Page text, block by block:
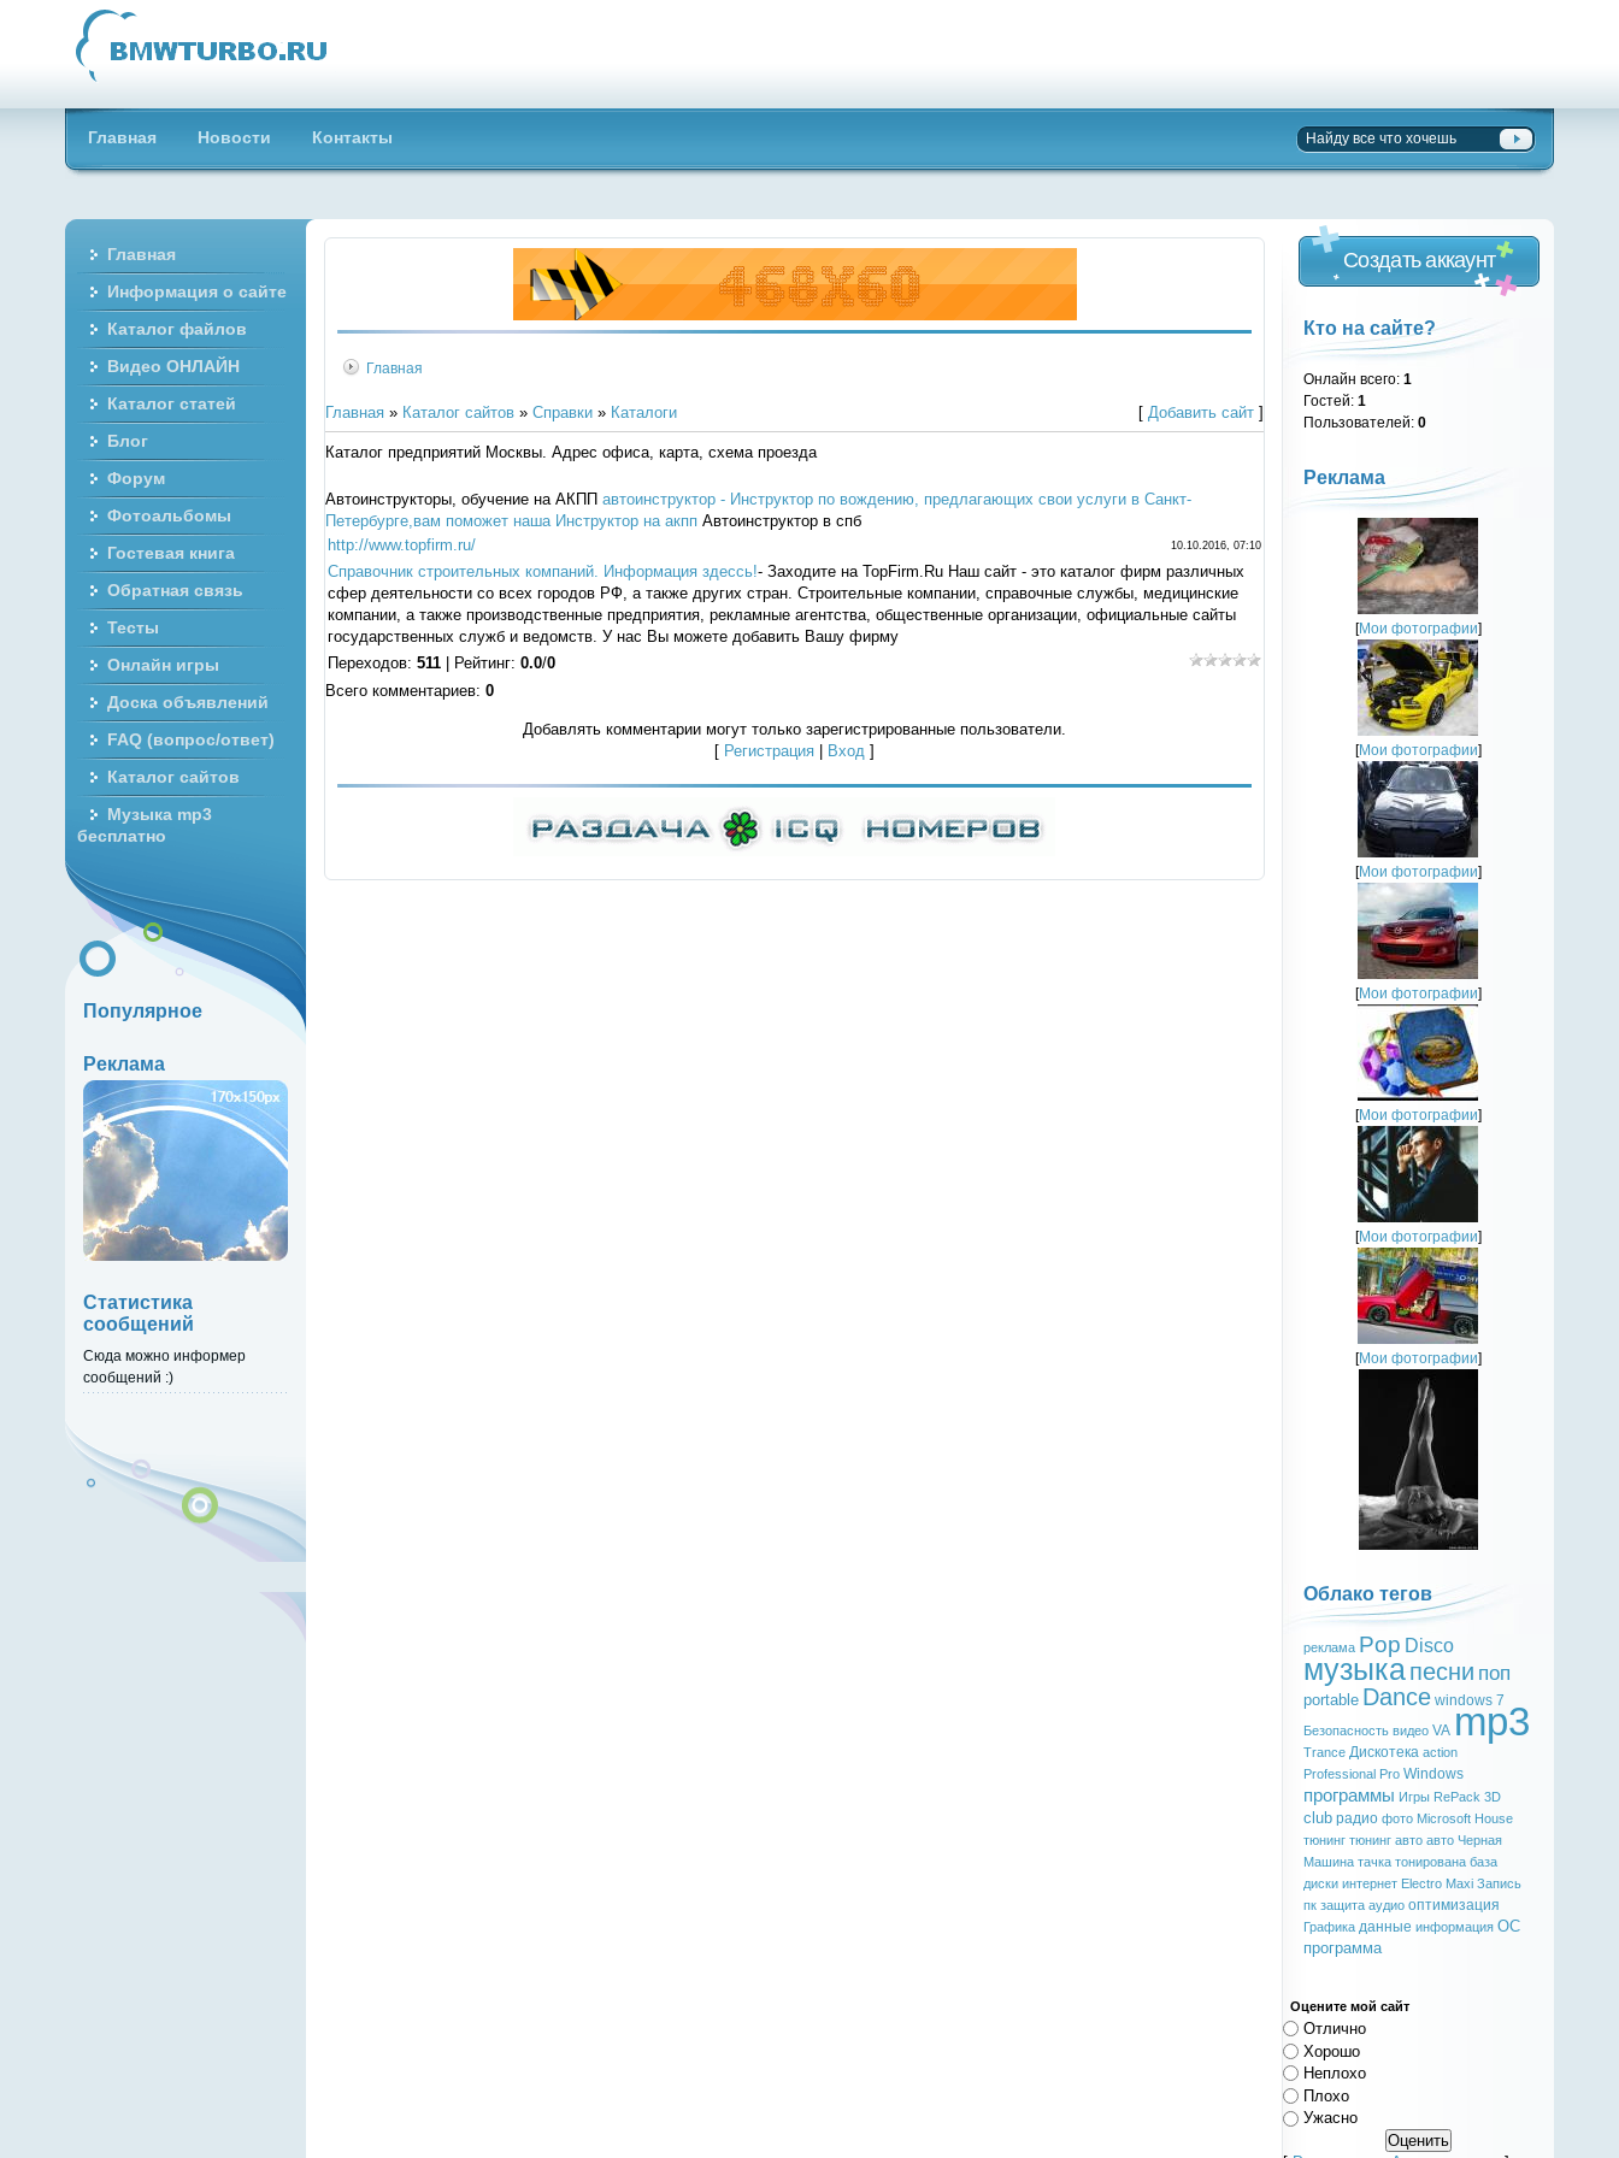
Главная Новости Контакты
Главная
Главная» Каталог сайтов» Справки» Каталоги [ Добавить сайт]
Каталог предприятий Москвы. Адрес офиса, карта, схема проезда
Автоинструкторы, обучение на АКПП автоинструктор - Инструктор по вождению, предлагающих свои услуги в Санкт-
Петербурге,вам поможет наша Инструктор на акппАвтоинструктор в спб
http://www.topfirm.ru/
10.10.2016, 07:10
Справочник строительных компаний. Информация здессь!- Заходите на TopFirm.Ru Наш сайт - это каталог фирм различных
сфер деятельности со всех городов РФ, а также других стран. Строительные компании, справочные службы, медицинские
компании, а также производственные предприятия, рекламные агентства, общественные организации, официальные сайты
государственных служб и ведомств. У нас Вы можете добавить Вашу фирму
Переходов: 511| Рейтинг: 0.0/0
Всего комментариев: 0
Добавлять комментарии могут только зарегистрированные пользователи.
[ Регистрация | Вход ]
Создать аккаунт
Кто на сайте?
Онлайн всего:1
Гостей:1
Пользователей:0
Реклама
[Мои фотографии]
[Мои фотографии]
[Мои фотографии]
[Мои фотографии]
[Мои фотографии]
[Мои фотографии]
[Мои фотографии]
Облако тегов
реклама Pop Disco
музыкапесни поп
portable Dance windows 7
Безопасность видео VA mp3
Trance Дискотека action
Professional Pro Windows
программы Игры RePack 3D
club радио фото Microsoft House
тюнинг тюнинг авто авто Черная
Машина тачка тонирована база
диски интернет Electro Maxi Запись
пк защита аудио оптимизация
Графика данные информация ОС
программа
Оцените мой сайт
Отлично
Хорошо
Неплохо
Плохо
Ужасно
Главная
Информация о сайте
Каталог файлов
Видео ОНЛАЙН
Каталог статей
Блог
Форум
Фотоальбомы
Гостевая книга
Обратная связь
Тесты
Онлайн игры
Доска объявлений
FAQ (вопрос/ответ)
Каталог сайтов
Музыка mp3
бесплатно
Популярное
Реклама
Статистика
сообщений
Сюда можно информер
сообщений :)